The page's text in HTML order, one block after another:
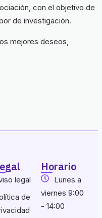
con el objetivo de
de investigación.
mejores deseos,
legal
de
Horario
Lunes a
viernes 9:00
- 14:00